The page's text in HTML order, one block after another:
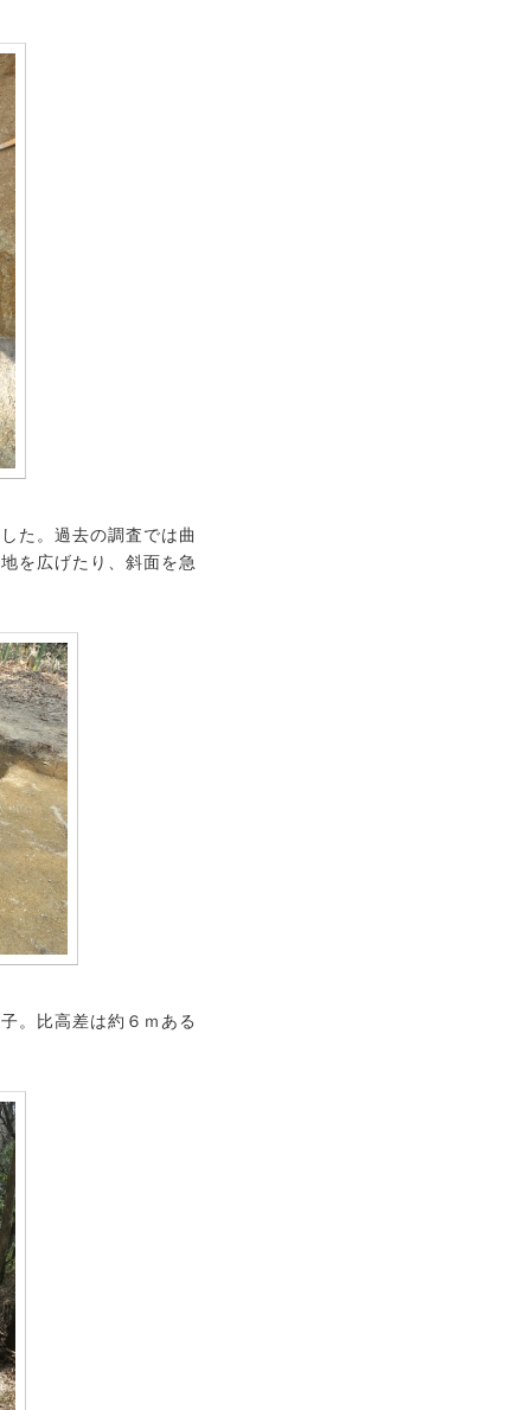
た。過去の調査では曲
を広げたり、斜面を急
。比高差は約６ｍある